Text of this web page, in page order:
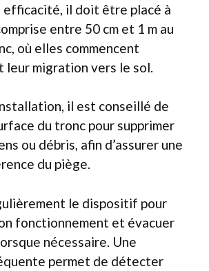
efficacité, il doit être placé à
entre 50 cm et 1 m au
où elles commencent
leur migration vers le sol.
il est conseillé de
du tronc pour supprimer
ou débris, afin d’assurer une
du piège.
le dispositif pour
fonctionnement et évacuer
nécessaire. Une
permet de détecter